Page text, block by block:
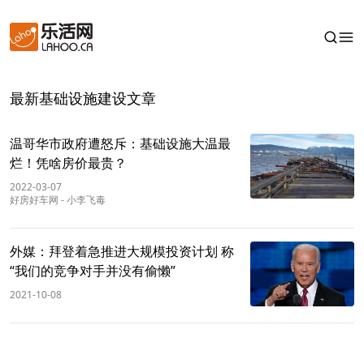
最新基础设施建设文章
温哥华市政府遭怒斥：基础设施大温最
烂！凭啥房价最贵？
2022-03-07
好房好车网 -小李飞毒
外媒：拜登着急推进大规模投资计划 称
“我们的竞争对手并没有偷懒”
2021-10-08